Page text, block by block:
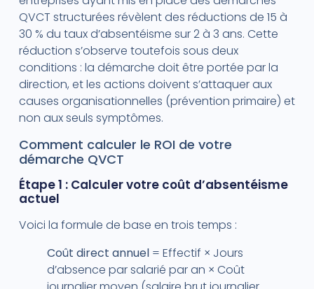
QVCT structurées révèlent des réductions de 15 à
30 % du taux d’absentéisme sur 2 à 3 ans. Cette
réduction s’observe toutefois sous deux
conditions : la démarche doit être portée par la
direction, et les actions doivent s’attaquer aux
causes organisationnelles (prévention primaire) et
non aux seuls symptômes.
Comment calculer le ROI de votre
démarche QVCT
Étape 1 : Calculer votre coût d’absentéisme
actuel
Voici la formule de base en trois temps :
Coût direct annuel= Effectif × Jours
d’absence par salarié par an × Coût